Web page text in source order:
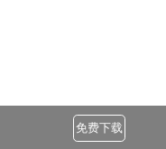
免费下载